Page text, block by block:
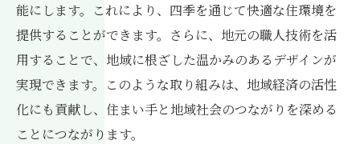
能にします。これにより、四季を通じて快適な住環境を
提供することができます。さらに、地元の職人技術を活
用することで、地域に根ざした温かみのあるデザインが
実現できます。このような取り組みは、地域経済の活性
化にも貢献し、住まい手と地域社会のつながりを深める
ことにつながります。